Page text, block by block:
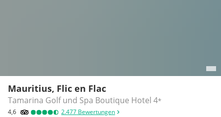
Mauritius, Flic en Flac
Tamarina Golf und Spa Boutique Hotel 4*
4,6 2.477 Bewertungen